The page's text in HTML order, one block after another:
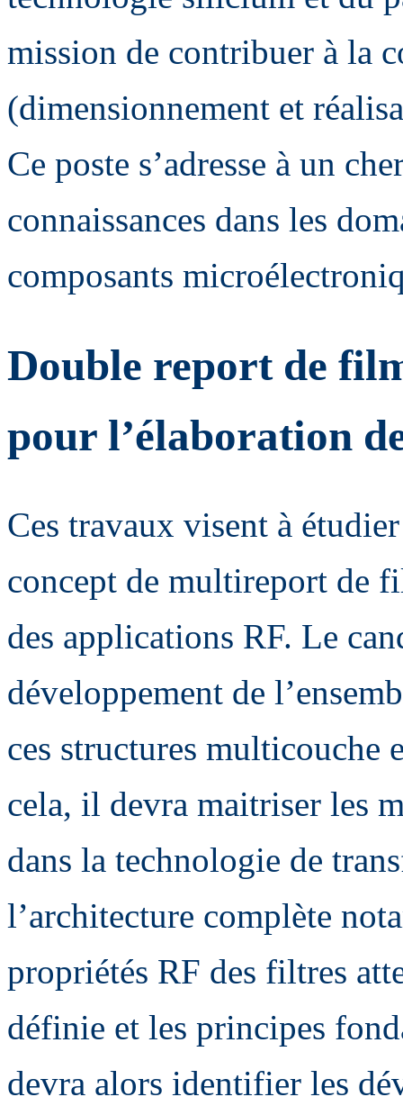
mission de contribuer à la
(dimensionnement et
Ce poste s’adresse à un
connaissances dans les
composants
Double report de
pour l’élaboration
Ces travaux visent à
concept de multireport de
des applications RF. Le
développement de
ces structures multicouche
cela, il devra maitriser les
dans la technologie de
l’architecture complète
propriétés RF des filtres
définie et les principes
devra alors identifier les